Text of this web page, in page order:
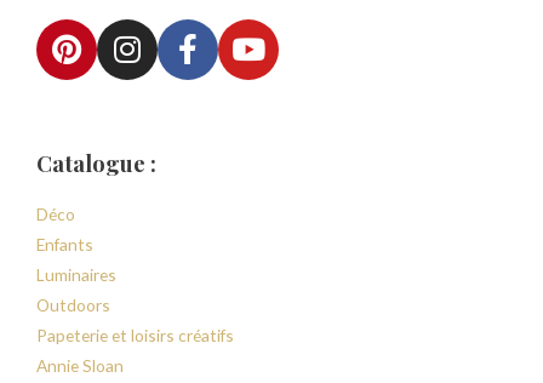
Catalogue :
Déco
Enfants
Luminaires
Outdoors
Papeterie et loisirs créatifs
Annie Sloan